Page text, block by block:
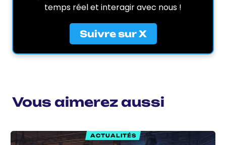
temps réel et interagir avec nous !
Suivre sur X
Vous aimerez aussi
ACTUALITÉS